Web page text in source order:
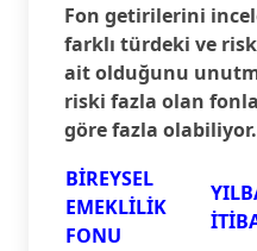
Fon getirilerini
farklı türdeki ve
ait olduğunu
riski fazla olan
göre fazla olabiliyor.
BİREYSEL
EMEKLİLİK
FONU